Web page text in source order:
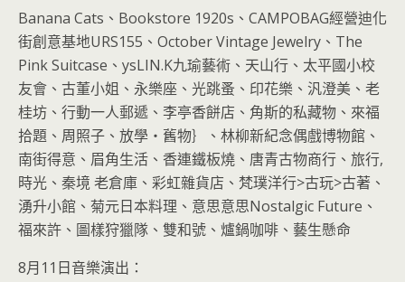
Banana Cats、Bookstore 1920s、CAMPOBAG經營迪化
街創意基地URS155、October Vintage Jewelry、The
Pink Suitcase、ysLIN.K九瑜藝術、天山行、太平國小校
友會、古董小姐、永樂座、光跳蚤、印花樂、汎澄美、老
桂坊、行動一人郵遞、李亭香餅店、角斯的私藏物、來福
拾題、周照子、放學‧舊物｝、林柳新紀念偶戲博物館、
南街得意、眉角生活、香連鐵板燒、唐青古物商行、旅行,
時光、秦境 老倉庫、彩虹雜貨店、梵璞洋行>古玩>古著、
湧升小館、菊元日本料理、意思意思Nostalgic Future、
福來許、圖樣狩獵隊、雙和號、爐鍋咖啡、藝生懸命
8月11日音樂演出：